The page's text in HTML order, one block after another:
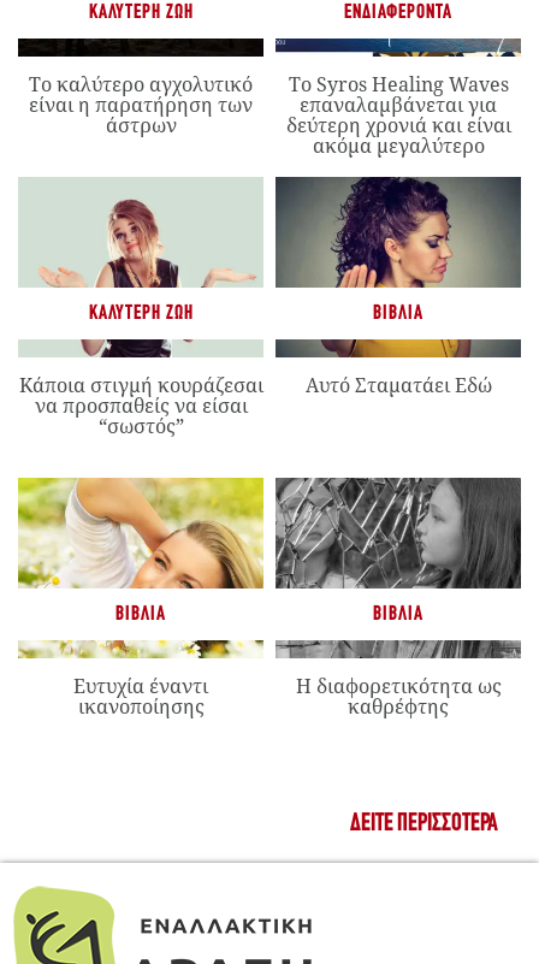
ΚΑΛΎΤΕΡΗ ΖΩΉ
Το καλύτερο αγχολυτικό
είναι η παρατήρηση των
άστρων
ΕΝΔΙΑΦΈΡΟΝΤΑ
Το Syros Healing Waves
επαναλαμβάνεται για
δεύτερη χρονιά και είναι
ακόμα μεγαλύτερο
ΚΑΛΎΤΕΡΗ ΖΩΉ
Κάποια στιγμή κουράζεσαι
να προσπαθείς να είσαι
“σωστός”
ΒΙΒΛΊΑ
Αυτό Σταματάει Εδώ
ΒΙΒΛΊΑ
Ευτυχία έναντι
ικανοποίησης
ΒΙΒΛΊΑ
Η διαφορετικότητα ως
καθρέφτης
ΔΕΊΤΕ ΠΕΡΙΣΣΌΤΕΡΑ